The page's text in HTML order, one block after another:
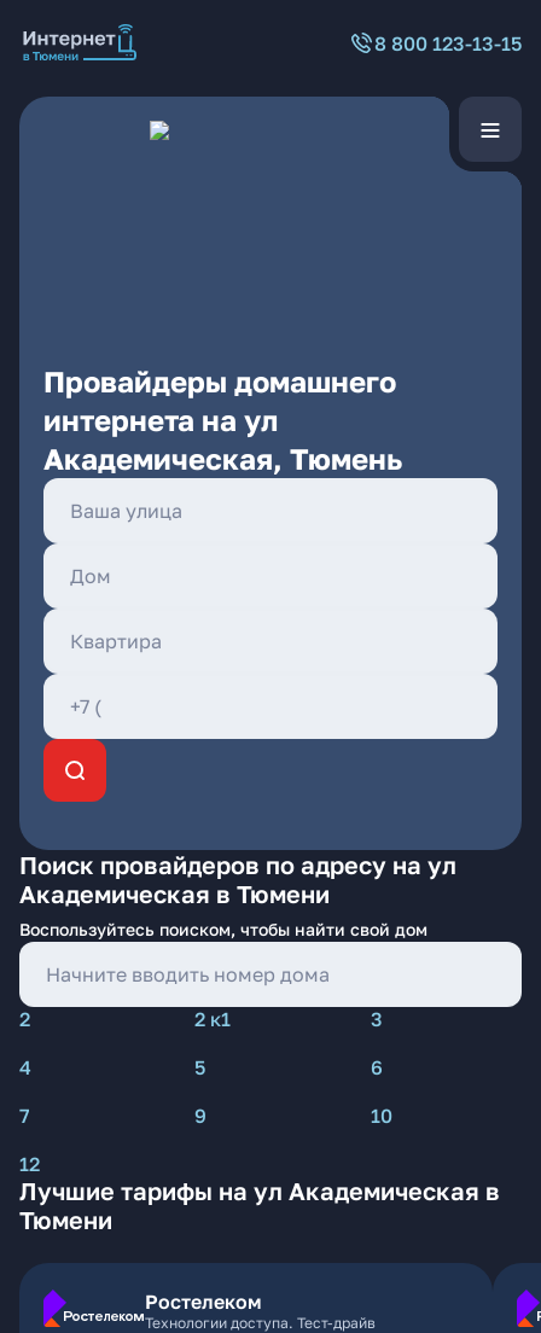
8 800 123-13-15
Провайдеры домашнего
интернета на ул
Академическая, Тюмень
Поиск провайдеров по адресу на ул
Академическая в Тюмени
Воспользуйтесь поиском, чтобы найти свой дом
2 2 к1
3
4
5
6
7
9
10
12
Лучшие тарифы на ул Академическая в
Тюмени
Ростелеком
Технологии доступа. Тест-драйв